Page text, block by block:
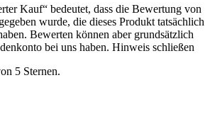
Kauf“ bedeutet, dass die Bewertung von
wurde, die dieses Produkt tatsächlich
Bewerten können aber grundsätzlich
bei uns haben. Hinweis schließen
5 Sternen.